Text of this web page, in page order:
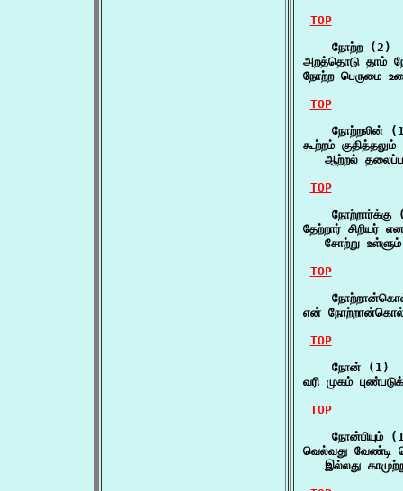
TOP
    நோற்ற (2)
அறத்தொடு தாம்
நோற்ற பெருமை
TOP
நோற்றலின்
கூற்றம்
ஆற்றல்
TOP
நோற்றார்க்கு
தேற்றார் சிறியர்
சோற்று உள்ளும்
TOP
என்
TOP
    நோன் (1)
வரி முகம்
TOP
நோன்பியும்
வெல்வது வேண்டி
இல்லது